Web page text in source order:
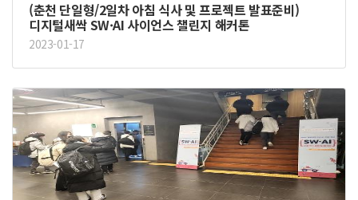
(춘천 단일형/2일차 아침 식사 및 프로젝트 발표준비)
디지털새싹 SW·AI 사이언스 챌린지 해커톤
2023-01-17